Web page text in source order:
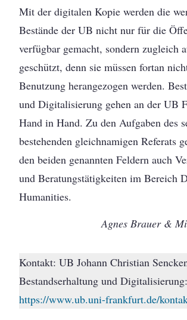
Mit der digitalen Kopie werden die
Bestände der UB nicht nur für die
verfügbar gemacht, sondern zugleich
geschützt, denn sie müssen fortan
Benutzung herangezogen werden.
und Digitalisierung gehen an der UB
Hand in Hand. Zu den Aufgaben des
bestehenden gleichnamigen Referats
den beiden genannten Feldern auch
und Beratungstätigkeiten im Bereich
Humanities.
Agnes Brauer &
Kontakt: UB Johann Christian
Bestandserhaltung und Digitalisierung:
https://www.ub.uni-frankfurt.de/